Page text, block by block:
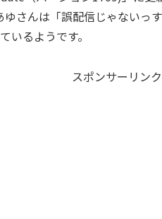
さんは「誤配信じゃないっ
るようです。
スポンサーリンク